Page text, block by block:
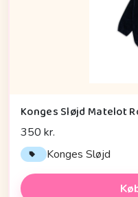
Konges Sløjd Matelot
350 kr.
Konges Sløjd